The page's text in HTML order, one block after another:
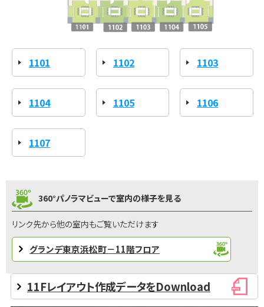
1101 1102 1103
1104 1105 1106
1107
360°パノラマビューで室内の様子を見る
リンク先から他の室内もご覧いただけます
グランデ東京浜松町－11階フロア
11Fレイアウト作成データをDownload